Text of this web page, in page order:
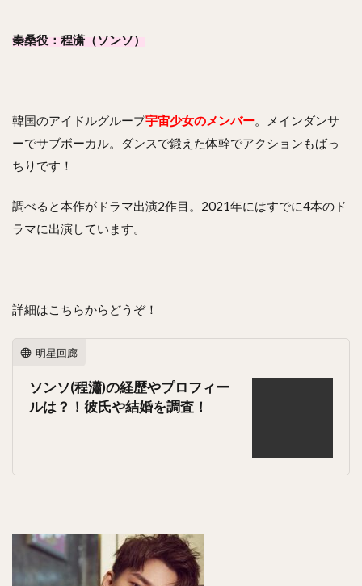
秦桑役：程潇（ソンソ）
韓国のアイドルグループ宇宙少女のメンバー。メインダンサ
ーでサブボーカル。ダンスで鍛えた体幹でアクションもばっ
ちりです！
調べると本作がドラマ出演2作目。2021年にはすでに4本のド
ラマに出演しています。
詳細はこちらからどうぞ！
明星回廊
ソンソ(程瀟)の経歴やプロフィー
ルは？！彼氏や結婚を調査！